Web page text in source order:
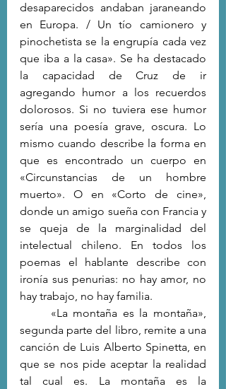
desaparecidos andaban jaraneando
en Europa. / Un tío camionero y
pinochetista se la engrupía cada vez
que iba a la casa». Se ha destacado
la capacidad de Cruz de ir
agregando humor a los recuerdos
dolorosos. Si no tuviera ese humor
sería una poesía grave, oscura. Lo
mismo cuando describe la forma en
que es encontrado un cuerpo en
«Circunstancias de un hombre
muerto». O en «Corto de cine»,
donde un amigo sueña con Francia y
se queja de la marginalidad del
intelectual chileno. En todos los
poemas el hablante describe con
ironía sus penurias: no hay amor, no
hay trabajo, no hay familia.
segunda parte del libro, remite a una
canción de Luis Alberto Spinetta, en
que se nos pide aceptar la realidad
tal cual es. La montaña es la